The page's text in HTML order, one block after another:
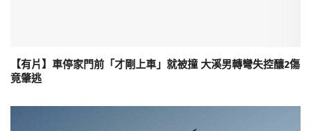
【有片】車停家門前「才剛上車」就被撞 大溪男轉彎失控釀2傷
竟肇逃